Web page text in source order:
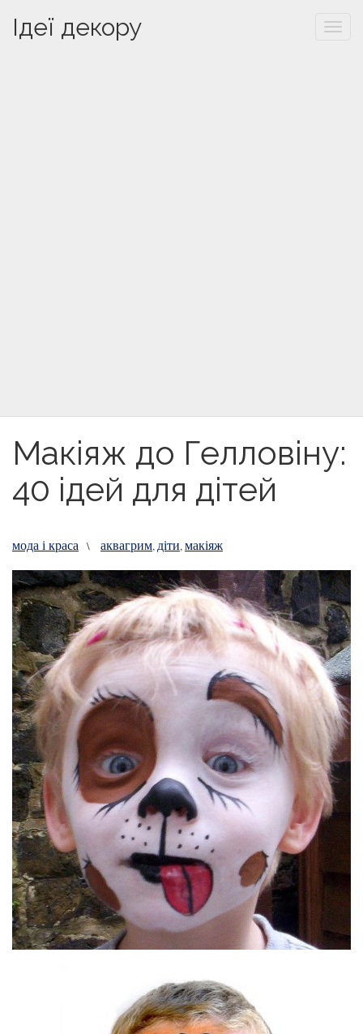
Ідеї декору
Макіяж до Гелловіну:
40 ідей для дітей
мода і краса \ аквагрим, діти,макіяж